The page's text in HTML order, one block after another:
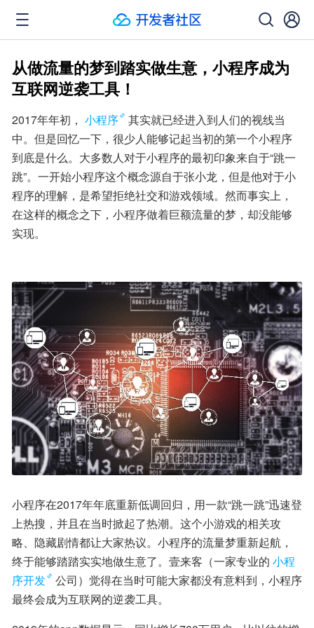
从做流量的梦到踏实做生意，小程序成为
互联网逆袭工具！
2017年年初， 小程序
其实就已经进入到人们的视线当
中。但是回忆一下，很少人能够记起当初的第一个小程序
到底是什么。大多数人对于小程序的最初印象来自于“跳一
跳”。一开始小程序这个概念源自于张小龙，但是他对于小
程序的理解，是希望拒绝社交和游戏领域。然而事实上，
在这样的概念之下，小程序做着巨额流量的梦，却没能够
实现。
小程序在2017年年底重新低调回归，用一款“跳一跳”迅速登
上热搜，并且在当时掀起了热潮。这个小游戏的相关攻
略、隐藏剧情都让大家热议。小程序的流量梦重新起航，
终于能够踏踏实实地做生意了。壹来客（一家专业的 小程
序开发
公司）觉得在当时可能大家都没有意料到，小程序
最终会成为互联网的逆袭工具。